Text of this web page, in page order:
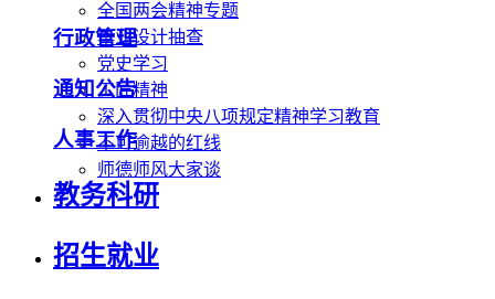
全国两会精神专题
毕业设计抽查
党史学习
工匠精神
深入贯彻中央八项规定精神学习教育
不可逾越的红线
师德师风大家谈
行政管理
通知公告
人事工作
教务科研
招生就业